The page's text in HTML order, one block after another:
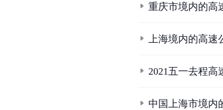
重庆市境内的高
上海境内的高速
2021五一去程高
中国上海市境内